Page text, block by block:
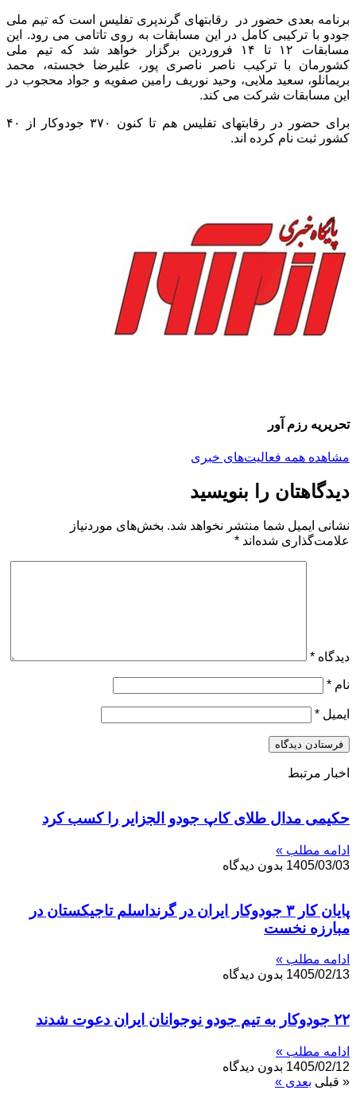
برنامه بعدی حضور در رقابتهای گرندپری تفلیس است که تیم ملی
جودو با ترکیبی کامل در این مسابقات به روی تاتامی می رود. این
مسابقات ۱۲ تا ۱۴ فروردین برگزار خواهد شد که تیم ملی
کشورمان با ترکیب ناصر ناصری پور، علیرضا خجسته، محمد
بریمانلو، سعید ملایی، وحید نوریف رامین صفویه و جواد محجوب در
این مسابقات شرکت می کند.
برای حضور در رقابتهای تفلیس هم تا کنون ۳۷۰ جودوکار از ۴۰
کشور ثبت نام کرده اند.
تحریریه رزم آور
مشاهده همه فعالیت‌های خبری
دیدگاهتان را بنویسید
نشانی ایمیل شما منتشر نخواهد شد. بخش‌های موردنیاز
علامت‌گذاری شده‌اند *
دیدگاه *
نام *
ایمیل *
اخبار مرتبط
حکیمی مدال طلای کاپ جودو الجزایر را کسب کرد
ادامه مطلب »
1405/03/03 بدون دیدگاه
پایان کار ۳ جودوکار ایران در گرنداسلم تاجیکستان در
مبارزه نخست
ادامه مطلب »
1405/02/13 بدون دیدگاه
۲۲ جودوکار به تیم جودو نوجوانان ایران دعوت شدند
ادامه مطلب »
1405/02/12 بدون دیدگاه
« قبلی بعدی »